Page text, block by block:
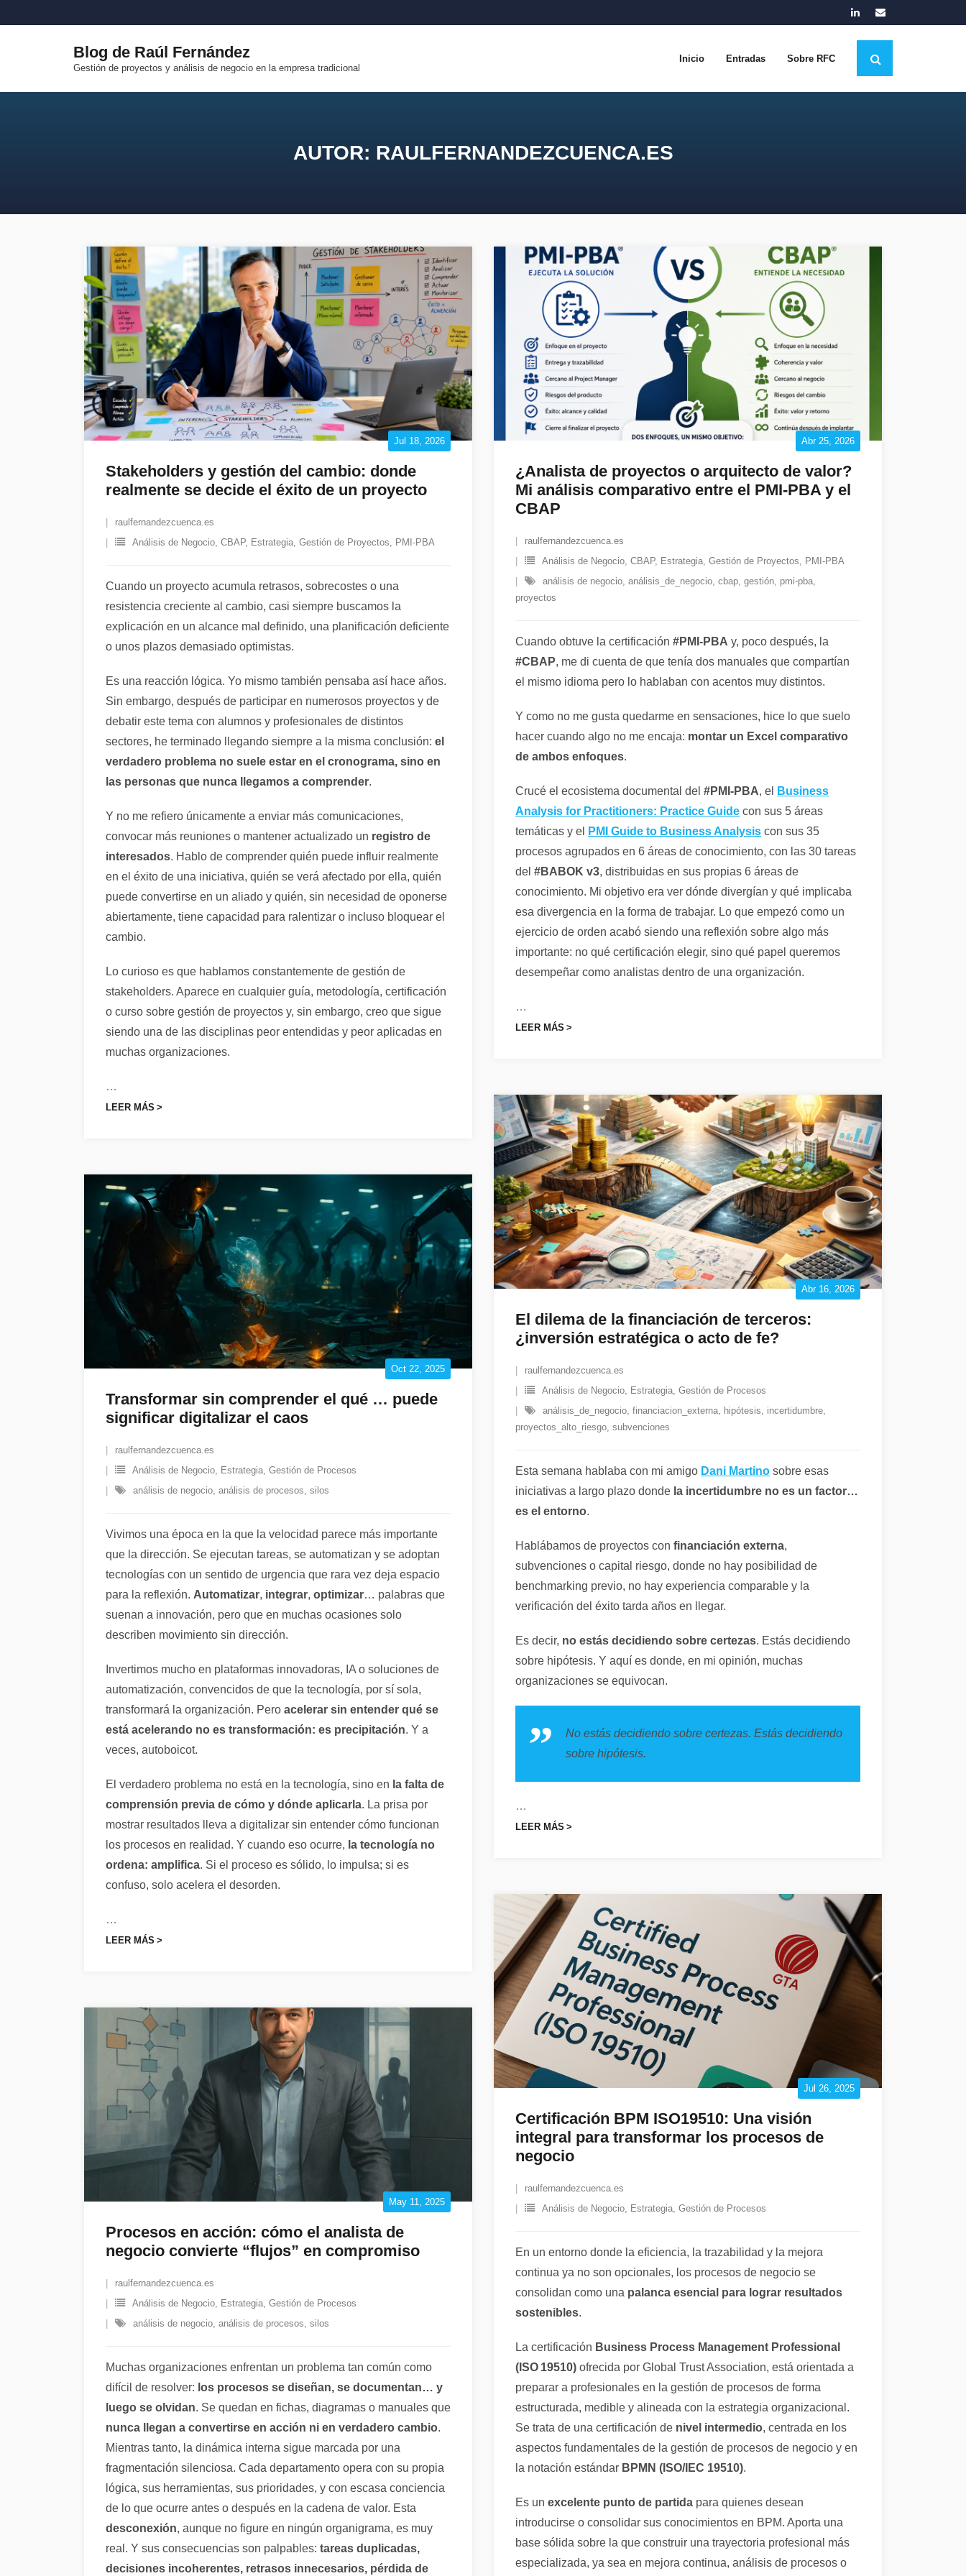
al
Blog de Raúl Fernández
Gestión de proyectos y análisis de negocio en la empresa tradicional
Inicio Entradas Sobre RFC
AUTOR: RAULFERNANDEZCUENCA.ES
Stakeholders y gestión del cambio: donde
realmente se decide el éxito de un proyecto
Jul 18, 2026
raulfernandezcuenca.es
Análisis de Negocio, CBAP, Estrategia, Gestión de Proyectos, PMI-PBA
Cuando un proyecto acumula retrasos, sobrecostes o una
resistencia creciente al cambio, casi siempre buscamos la
explicación en un alcance mal definido, una planificación deficiente
o unos plazos demasiado optimistas.
Es una reacción lógica. Yo mismo también pensaba así hace años.
Sin embargo, después de participar en numerosos proyectos y de
debatir este tema con alumnos y profesionales de distintos
sectores, he terminado llegando siempre a la misma conclusión: el
verdadero problema no suele estar en el cronograma, sino en
las personas que nunca llegamos a comprender.
Y no me refiero únicamente a enviar más comunicaciones,
convocar más reuniones o mantener actualizado un registro de
interesados. Hablo de comprender quién puede influir realmente
en el éxito de una iniciativa, quién se verá afectado por ella, quién
puede convertirse en un aliado y quién, sin necesidad de oponerse
abiertamente, tiene capacidad para ralentizar o incluso bloquear el
cambio.
Lo curioso es que hablamos constantemente de gestión de
stakeholders. Aparece en cualquier guía, metodología, certificación
o curso sobre gestión de proyectos y, sin embargo, creo que sigue
siendo una de las disciplinas peor entendidas y peor aplicadas en
muchas organizaciones.
…
LEER MÁS
¿Analista de proyectos o arquitecto de valor?
Mi análisis comparativo entre el PMI-PBA y el
CBAP
Abr 25, 2026
raulfernandezcuenca.es
Análisis de Negocio, CBAP, Estrategia, Gestión de Proyectos, PMI-PBA
análisis de negocio, análisis_de_negocio, cbap, gestión, pmi-pba,
proyectos
Cuando obtuve la certificación #PMI-PBA y, poco después, la
#CBAP, me di cuenta de que tenía dos manuales que compartían
el mismo idioma pero lo hablaban con acentos muy distintos.
Y como no me gusta quedarme en sensaciones, hice lo que suelo
hacer cuando algo no me encaja: montar un Excel comparativo
de ambos enfoques.
Crucé el ecosistema documental del #PMI-PBA, el
Business
Analysis for Practitioners: Practice Guide con sus 5 áreas
temáticas y el
PMI Guide to Business Analysis con sus 35
procesos agrupados en 6 áreas de conocimiento, con las 30 tareas
del #BABOK v3, distribuidas en sus propias 6 áreas de
conocimiento. Mi objetivo era ver dónde divergían y qué implicaba
esa divergencia en la forma de trabajar. Lo que empezó como un
ejercicio de orden acabó siendo una reflexión sobre algo más
importante: no qué certificación elegir, sino qué papel queremos
desempeñar como analistas dentro de una organización.
…
LEER MÁS
El dilema de la financiación de terceros:
¿inversión estratégica o acto de fe?
Abr 16, 2026
raulfernandezcuenca.es
Análisis de Negocio, Estrategia, Gestión de Procesos
análisis_de_negocio, financiacion_externa, hipótesis, incertidumbre,
proyectos_alto_riesgo, subvenciones
Esta semana hablaba con mi amigo Dani Martino sobre esas
iniciativas a largo plazo donde la incertidumbre no es un factor…
es el entorno.
Hablábamos de proyectos con financiación externa,
subvenciones o capital riesgo, donde no hay posibilidad de
benchmarking previo, no hay experiencia comparable y la
verificación del éxito tarda años en llegar.
Es decir, no estás decidiendo sobre certezas. Estás decidiendo
sobre hipótesis. Y aquí es donde, en mi opinión, muchas
organizaciones se equivocan.
No estás decidiendo sobre certezas. Estás decidiendo
sobre hipótesis.
…
LEER MÁS
Transformar sin comprender el qué … puede
significar digitalizar el caos
Oct 22, 2025
raulfernandezcuenca.es
Análisis de Negocio, Estrategia, Gestión de Procesos
análisis de negocio, análisis de procesos, silos
Vivimos una época en la que la velocidad parece más importante
que la dirección. Se ejecutan tareas, se automatizan y se adoptan
tecnologías con un sentido de urgencia que rara vez deja espacio
para la reflexión. Automatizar, integrar, optimizar… palabras que
suenan a innovación, pero que en muchas ocasiones solo
describen movimiento sin dirección.
Invertimos mucho en plataformas innovadoras, IA o soluciones de
automatización, convencidos de que la tecnología, por sí sola,
transformará la organización. Pero acelerar sin entender qué se
está acelerando no es transformación: es precipitación. Y a
veces, autoboicot.
El verdadero problema no está en la tecnología, sino en la falta de
comprensión previa de cómo y dónde aplicarla. La prisa por
mostrar resultados lleva a digitalizar sin entender cómo funcionan
los procesos en realidad. Y cuando eso ocurre, la tecnología no
ordena: amplifica. Si el proceso es sólido, lo impulsa; si es
confuso, solo acelera el desorden.
…
LEER MÁS
Certificación BPM ISO19510: Una visión
integral para transformar los procesos de
negocio
Jul 26, 2025
raulfernandezcuenca.es
Análisis de Negocio, Estrategia, Gestión de Procesos
En un entorno donde la eficiencia, la trazabilidad y la mejora
continua ya no son opcionales, los procesos de negocio se
consolidan como una palanca esencial para lograr resultados
sostenibles.
La certificación Business Process Management Professional
(ISO 19510) ofrecida por Global Trust Association, está orientada a
preparar a profesionales en la gestión de procesos de forma
estructurada, medible y alineada con la estrategia organizacional.
Se trata de una certificación de nivel intermedio, centrada en los
aspectos fundamentales de la gestión de procesos de negocio y en
la notación estándar BPMN (ISO/IEC 19510).
Es un excelente punto de partida para quienes desean
introducirse o consolidar sus conocimientos en BPM. Aporta una
base sólida sobre la que construir una trayectoria profesional más
especializada, ya sea en mejora continua, análisis de procesos o
Procesos en acción: cómo el analista de
negocio convierte “flujos” en compromiso
May 11, 2025
raulfernandezcuenca.es
Análisis de Negocio, Estrategia, Gestión de Procesos
análisis de negocio, análisis de procesos, silos
Muchas organizaciones enfrentan un problema tan común como
difícil de resolver: los procesos se diseñan, se documentan… y
luego se olvidan. Se quedan en fichas, diagramas o manuales que
nunca llegan a convertirse en acción ni en verdadero cambio.
Mientras tanto, la dinámica interna sigue marcada por una
fragmentación silenciosa. Cada departamento opera con su propia
lógica, sus herramientas, sus prioridades, y con escasa conciencia
de lo que ocurre antes o después en la cadena de valor. Esta
desconexión, aunque no figure en ningún organigrama, es muy
real. Y sus consecuencias son palpables: tareas duplicadas,
decisiones incoherentes, retrasos innecesarios, pérdida de